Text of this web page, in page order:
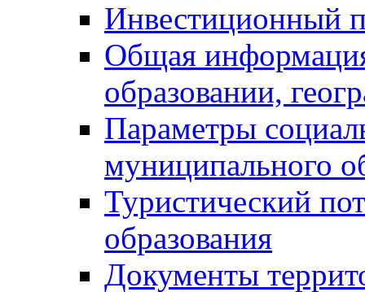
Инвестиционный
Общая
образовании,
Параметры
муниципального
Туристический
образования
Документы